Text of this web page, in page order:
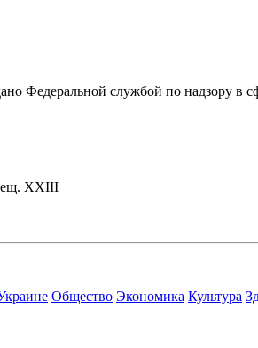
Федеральной службой по надзору в
XXIII
Общество Экономика Культура